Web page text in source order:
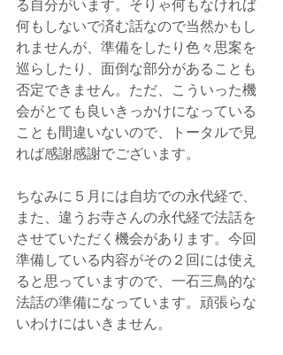
る自分がいます。そりゃ何もなければ
何もしないで済む話なので当然かもし
れませんが、準備をしたり色々思案を
巡らしたり、面倒な部分があることも
否定できません。ただ、こういった機
会がとても良いきっかけになっている
ことも間違いないので、トータルで見
れば感謝感謝でございます。
ちなみに５月には自坊での永代経で、
また、違うお寺さんの永代経で法話を
させていただく機会があります。今回
準備している内容がその２回には使え
ると思っていますので、一石三鳥的な
法話の準備になっています。頑張らな
いわけにはいきません。